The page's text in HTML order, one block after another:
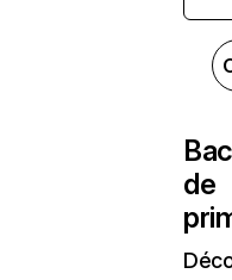
de